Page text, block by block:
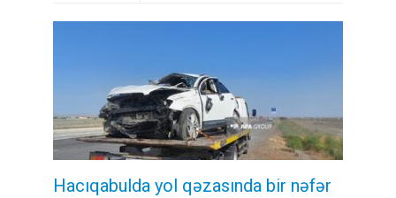
Hacıqabulda yol qəzasında bir nəfər